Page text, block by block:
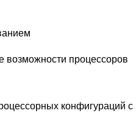
возможности процессоров
конфигураций с